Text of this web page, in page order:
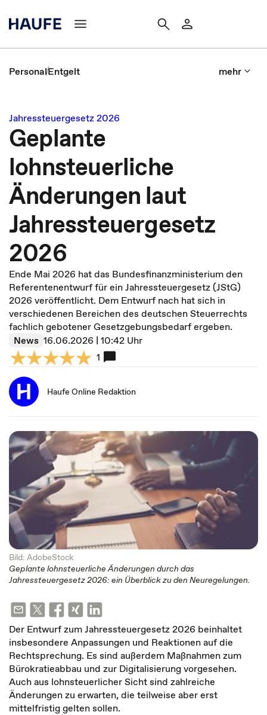
PersonalEntgelt mehr
Jahressteuergesetz 2026
Geplante
lohnsteuerliche
Änderungen laut
Jahressteuergesetz
2026
Ende Mai 2026 hat das Bundesfinanzministerium den
Referentenentwurf für ein Jahressteuergesetz (JStG)
2026 veröffentlicht. Dem Entwurf nach hat sich in
verschiedenen Bereichen des deutschen Steuerrechts
fachlich gebotener Gesetzgebungsbedarf ergeben.
News 16.06.2026 | 10:42 Uhr
1
Haufe Online Redaktion
Bild: AdobeStock
Geplante lohnsteuerliche Änderungen durch das
Jahressteuergesetz 2026: ein Überblick zu den Neuregelungen.
Der Entwurf zum Jahressteuergesetz 2026 beinhaltet
insbesondere Anpassungen und Reaktionen auf die
Rechtsprechung. Es sind außerdem Maßnahmen zum
Bürokratieabbau und zur Digitalisierung vorgesehen.
Auch aus lohnsteuerlicher Sicht sind zahlreiche
Änderungen zu erwarten, die teilweise aber erst
mittelfristig gelten sollen.